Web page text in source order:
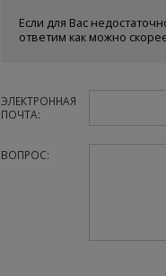
Если для Вас
ответим как можно
ЭЛЕКТРОННАЯ
ПОЧТА:
ВОПРОС: